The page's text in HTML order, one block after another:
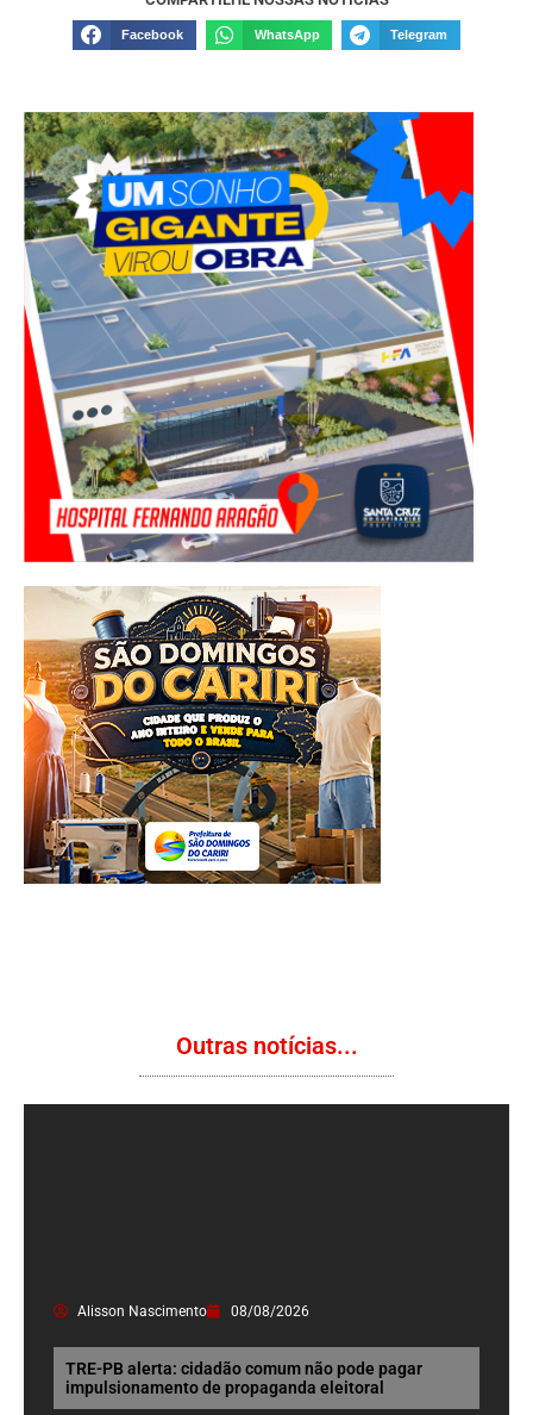
Facebook WhatsApp Telegram
Outras notícias...
Alisson Nascimento 08/08/2026
TRE-PB alerta: cidadão comum não pode pagar
impulsionamento de propaganda eleitoral